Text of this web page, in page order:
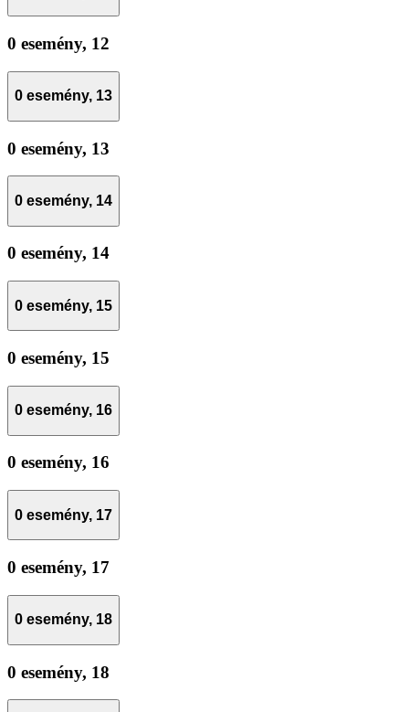
0 esemény, 12
0 esemény, 13
0 esemény, 13
0 esemény, 14
0 esemény, 14
0 esemény, 15
0 esemény, 15
0 esemény, 16
0 esemény, 16
0 esemény, 17
0 esemény, 17
0 esemény, 18
0 esemény, 18